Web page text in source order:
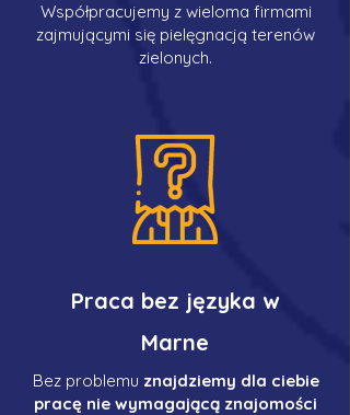
Współpracujemy z wieloma firmami
zajmującymi się pielęgnacją terenów
zielonych.
Praca bez języka w
Marne
Bez problemu znajdziemy dla ciebie
pracę nie wymagającą znajomości